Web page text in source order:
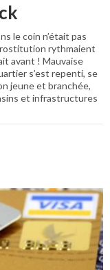
le coin n’était pas
rythmaient
avant ! Mauvaise
s’est repenti, se
jeune et branchée,
et infrastructures